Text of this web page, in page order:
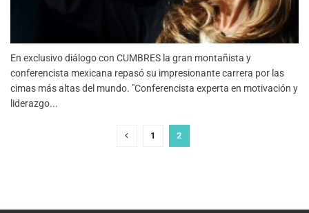
En exclusivo diálogo con CUMBRES la gran montañista y
conferencista mexicana repasó su impresionante carrera por las
cimas más altas del mundo. "Conferencista experta en motivación y
liderazgo...
1 2